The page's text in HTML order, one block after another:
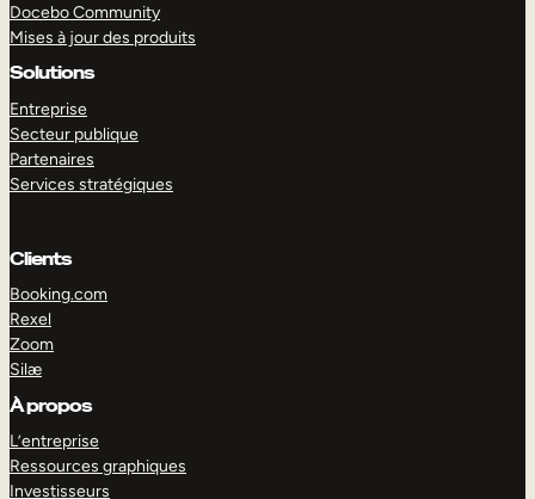
Docebo Community
Mises à jour des produits
Solutions
Entreprise
Secteur publique
Partenaires
Services stratégiques
Clients
Booking.com
Rexel
Zoom
Silæ
À propos
L’entreprise
Ressources graphiques
Investisseurs